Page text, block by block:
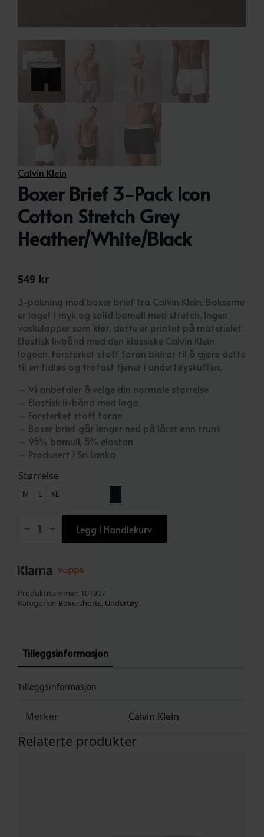
Calvin Klein
Boxer Brief 3-Pack Icon
Cotton Stretch Grey
Heather/White/Black
549 kr
3-pakning med boxer brief fra Calvin Klein. Bokserne
er laget i myk og solid bomull med stretch. Ingen
vaskelapper som klør, dette er printet på materielet.
Elastisk livbånd med den klassiske Calvin Klein
logoen. Forsterket stoff foran bidrar til å gjøre dette
til en tidløs og trofast tjener i undertøyskuffen.
– Vi anbefaler å velge din normale størrelse
– Elastisk livbånd med logo
– Forsterket stoff foran
– Boxer brief går lenger ned på låret enn trunk
– 95% bomull, 5% elastan
– Produsert i Sri Lanka
Størrelse
M L XL
Brief
Cotton
Stretch
Heather/White/Black
antall
Legg I Handlekurv
Produktnummer: 101907
Kategorier: Boxershorts, Undertøy
Tilleggsinformasjon
Tilleggsinformasjon
Merker Calvin Klein
Relaterte produkter